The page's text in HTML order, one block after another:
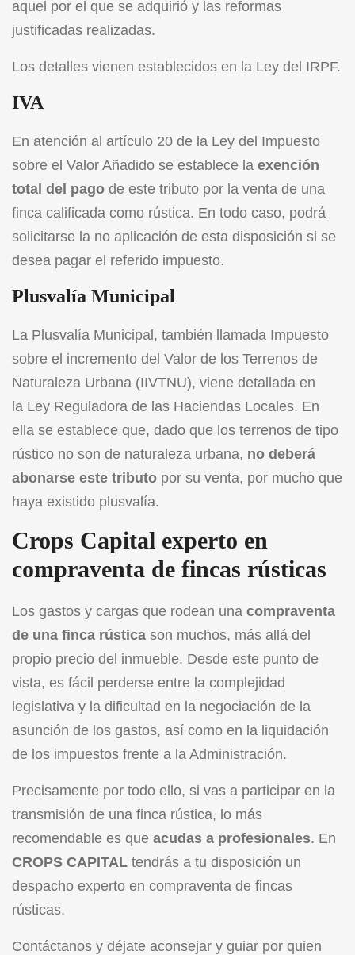
aquel por el que se adquirió y las reformas
justificadas realizadas.
Los detalles vienen establecidos en la Ley del IRPF.
IVA
En atención al artículo 20 de la Ley del Impuesto
sobre el Valor Añadido se establece la exención
total del pago de este tributo por la venta de una
finca calificada como rústica. En todo caso, podrá
solicitarse la no aplicación de esta disposición si se
desea pagar el referido impuesto.
Plusvalía Municipal
La Plusvalía Municipal, también llamada Impuesto
sobre el incremento del Valor de los Terrenos de
Naturaleza Urbana (IIVTNU), viene detallada en
la Ley Reguladora de las Haciendas Locales. En
ella se establece que, dado que los terrenos de tipo
rústico no son de naturaleza urbana, no deberá
abonarse este tributo por su venta, por mucho que
haya existido plusvalía.
Crops Capital experto en
compraventa de fincas rústicas
Los gastos y cargas que rodean una compraventa
de una finca rústica son muchos, más allá del
propio precio del inmueble. Desde este punto de
vista, es fácil perderse entre la complejidad
legislativa y la dificultad en la negociación de la
asunción de los gastos, así como en la liquidación
de los impuestos frente a la Administración.
Precisamente por todo ello, si vas a participar en la
transmisión de una finca rústica, lo más
recomendable es que acudas a profesionales. En
CROPS CAPITAL tendrás a tu disposición un
despacho experto en compraventa de fincas
rústicas.
Contáctanos y déjate aconsejar y guiar por quien